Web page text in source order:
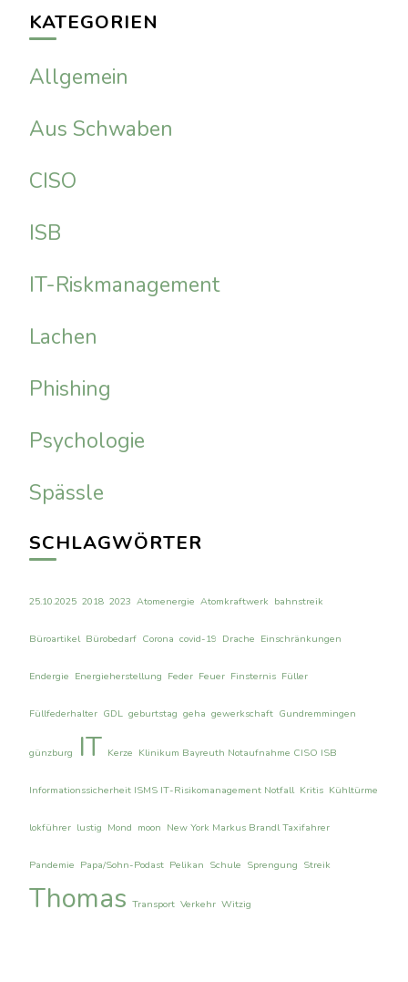
KATEGORIEN
Allgemein
Aus Schwaben
CISO
ISB
IT-Riskmanagement
Lachen
Phishing
Psychologie
Spässle
SCHLAGWÖRTER
25.10.2025 2018 2023 Atomenergie Atomkraftwerk bahnstreik
Büroartikel Bürobedarf Corona covid-19 Drache Einschränkungen
Endergie Energieherstellung Feder Feuer Finsternis Füller
Füllfederhalter GDL geburtstag geha gewerkschaft Gundremmingen
günzburg IT Kerze Klinikum Bayreuth Notaufnahme CISO ISB
Informationssicherheit ISMS IT-Risikomanagement Notfall Kritis Kühltürme
lokführer lustig Mond moon New York Markus Brandl Taxifahrer
Pandemie Papa/Sohn-Podast Pelikan Schule Sprengung Streik
Thomas Transport Verkehr Witzig